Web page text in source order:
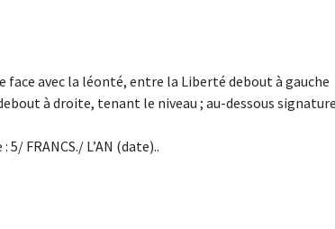
face avec la léonté, entre la Liberté debout à gauche
à droite, tenant le niveau ; au-dessous signature
FRANCS./ L’AN (date)..